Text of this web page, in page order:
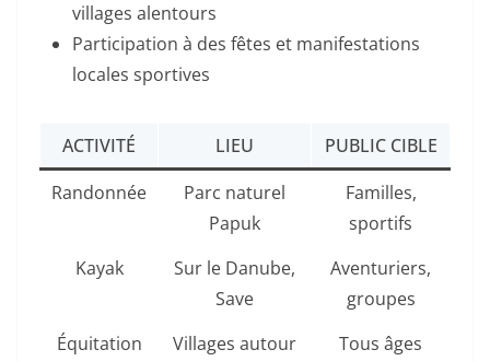
villages alentours
Participation à des fêtes et manifestations
locales sportives
ACTIVITÉ LIEU
PUBLIC CIBLE
Randonnée
Parc naturel
Papuk
Familles,
sportifs
Kayak
Sur le Danube,
Save
Aventuriers,
groupes
Équitation
Villages autour
Tous âges